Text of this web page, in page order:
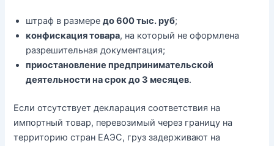
штраф в размередо 600 тыс. руб;
конфискация товара, на который не оформлена
разрешительная документация;
приостановление предпринимательской
деятельности на срок до 3 месяцев.
Если отсутствует декларация соответствия на
импортный товар, перевозимый через границу на
территорию стран ЕАЭС, груз задерживают на